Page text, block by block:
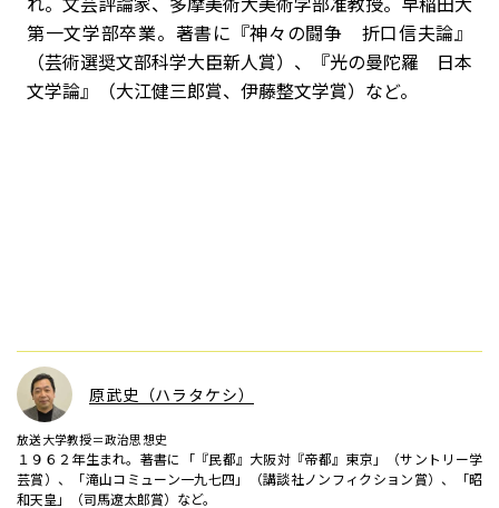
第一文学部卒業。著書に『神々の闘争 折口信夫論』
（芸術選奨文部科学大臣新人賞）、『光の曼陀羅 日本
文学論』（大江健三郎賞、伊藤整文学賞）など。
原武史（ハラタケシ）
放送大学教授＝政治思想史
１９６２年生まれ。著書に「『民都』大阪対『帝都』東京」（サントリー学
芸賞）、「滝山コミューン一九七四」（講談社ノンフィクション賞）、「昭
和天皇」（司馬遼太郎賞）など。